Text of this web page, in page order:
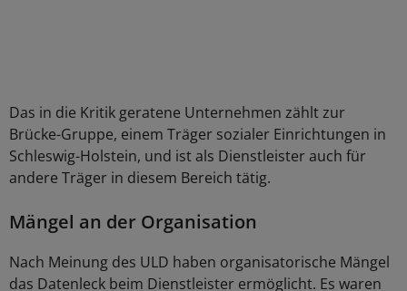
Das in die Kritik geratene Unternehmen zählt zur
Brücke-Gruppe, einem Träger sozialer Einrichtungen in
Schleswig-Holstein, und ist als Dienstleister auch für
andere Träger in diesem Bereich tätig.
Mängel an der Organisation
Nach Meinung des ULD haben organisatorische Mängel
das Datenleck beim Dienstleister ermöglicht. Es waren